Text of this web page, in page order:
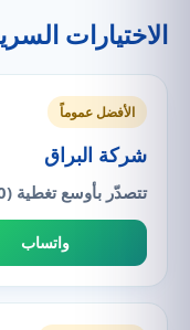
الاختيارات
الأفضل عموماً
شركة البراق
تتصدّر بأوسع تغطية (20 منطقة).
واتساب